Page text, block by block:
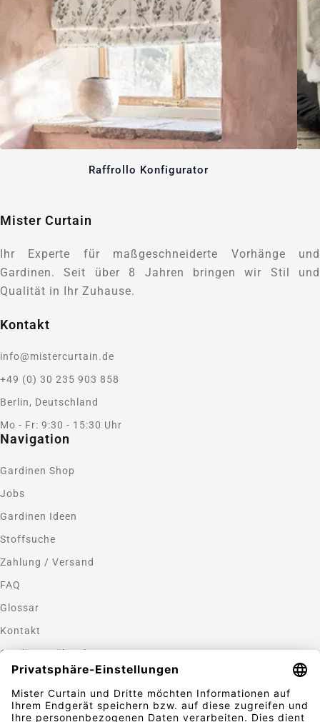
Raffrollo Konfigurator
Mister Curtain
Ihr Experte für maßgeschneiderte Vorhänge und
Gardinen. Seit über 8 Jahren bringen wir Stil und
Qualität in Ihr Zuhause.
Kontakt
info@mistercurtain.de
+49 (0) 30 235 903 858
Berlin, Deutschland
Mo - Fr: 9:30 - 15:30 Uhr
Navigation
Gardinen Shop
Jobs
Gardinen Ideen
Stoffsuche
Zahlung / Versand
FAQ
Glossar
Kontakt
Gardinen nähen lassen
Zahlungsmethoden